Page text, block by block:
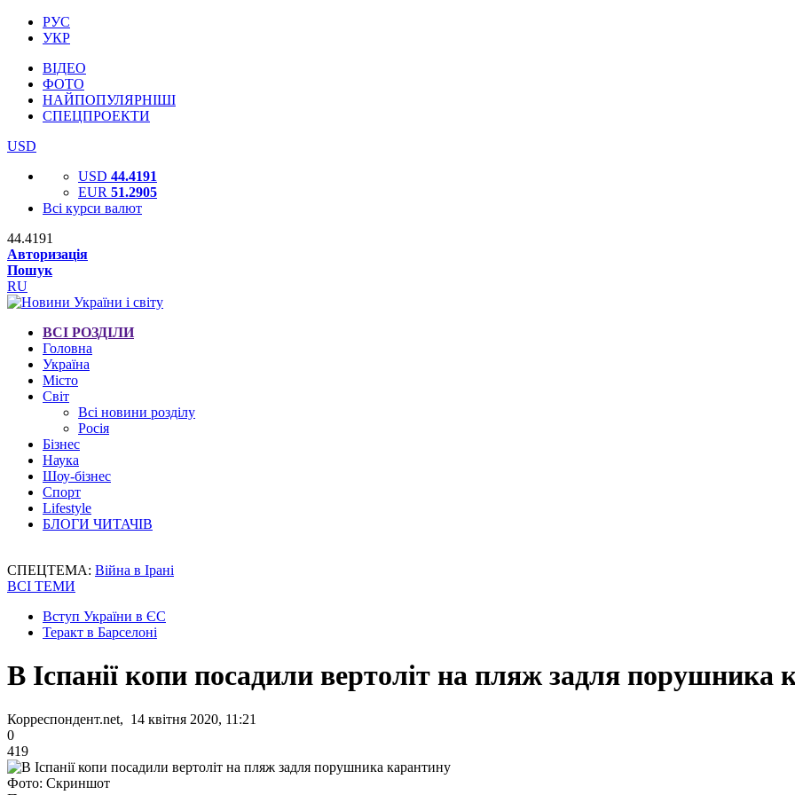
РУС
УКР
ВІДЕО
ФОТО
НАЙПОПУЛЯРНІШІ
СПЕЦПРОЕКТИ
USD
USD 44.4191
EUR 51.2905
Всі курси валют
44.4191
Авторизація
Пошук
RU
ВСІ РОЗДІЛИ
Головна
Україна
Місто
Світ
Всі новини розділу
Росія
Бізнес
Наука
Шоу-бізнес
Спорт
Lifestyle
БЛОГИ ЧИТАЧІВ
СПЕЦТЕМА: Війна в Ірані
ВСІ ТЕМИ
Вступ України в ЄС
Теракт в Барселоні
В Іспанії копи посадили вертоліт на пляж задля порушника
Корреспондент.net, 14 квітня 2020, 11:21
0
419
Фото: Скриншот